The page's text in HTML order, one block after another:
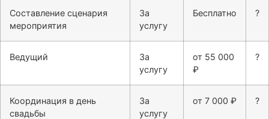
Составление сценария
мероприятия
За
услугу
Бесплатно ?
Ведущий
За
услугу
от 55 000
₽
?
Координация в день
свадьбы
За
услугу
от 7 000 ₽ ?